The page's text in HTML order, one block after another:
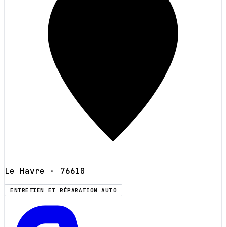
Le Havre · 76610
ENTRETIEN ET RÉPARATION AUTO